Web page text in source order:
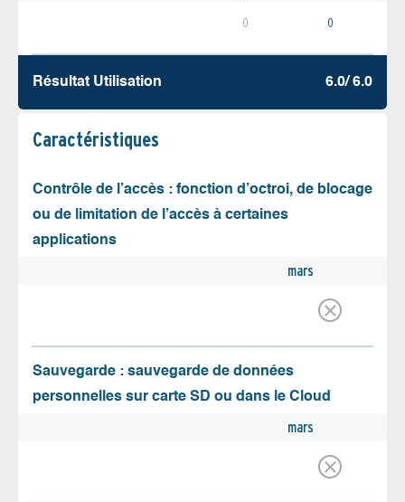
0 0
Résultat Utilisation 6.0/ 6.0
Caractéristiques
Contrôle de l’accès : fonction d’octroi, de blocage
ou de limitation de l’accès à certaines
applications
mars
Sauvegarde : sauvegarde de données
personnelles sur carte SD ou dans le Cloud
mars